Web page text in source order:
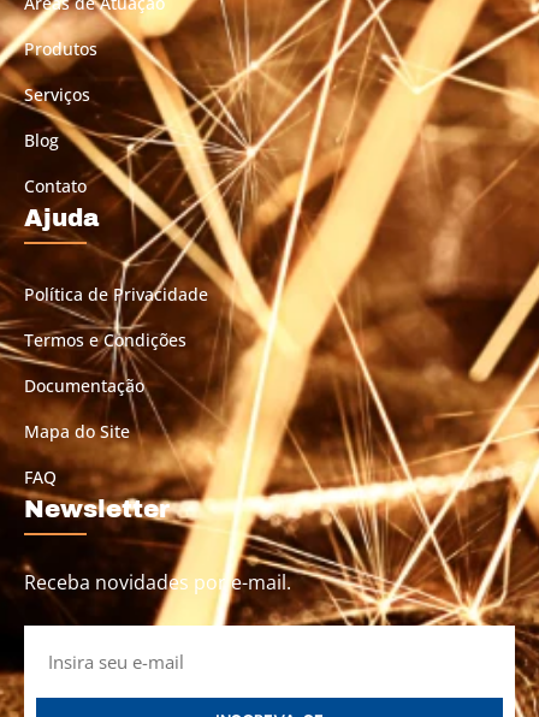
Produtos
Serviços
Blog
Contato
Ajuda
Política de Privacidade
Termos e Condições
Documentação
Mapa do Site
FAQ
Newsletter
Receba novidades por e-mail.